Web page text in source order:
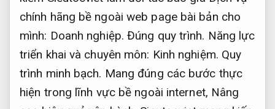
chính hãng bề ngoài web page bài bản cho
mình: Doanh nghiệp. Đúng quy trình. Năng lực
triển khai và chuyên môn: Kinh nghiệm. Quy
trình minh bạch. Mang đúng các bước thực
hiện trong lĩnh vực bề ngoài internet, Nâng